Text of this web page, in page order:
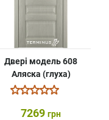
Двері модель 608
Аляска (глуха)
7269 грн